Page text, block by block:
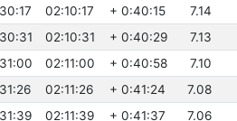
02:10:17 + 0:40:15
7.14
02:10:31 + 0:40:29
7.13
02:11:00 + 0:40:58
7.10
02:11:26 + 0:41:24
7.08
02:11:39 + 0:41:37
7.06